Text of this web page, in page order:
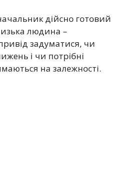
дійсно готовий
людина –
задуматися, чи
і чи потрібні
на залежності.